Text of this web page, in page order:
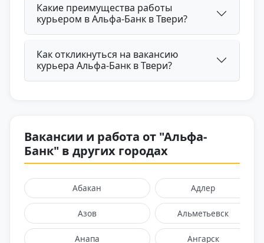
Какие преимущества работы
курьером в Альфа-Банк в Твери?
Как откликнуться на вакансию
курьера Альфа-Банк в Твери?
Вакансии и работа от "Альфа-
Банк" в других городах
Абакан Адлер
Азов Альметьевск
Анапа Ангарск